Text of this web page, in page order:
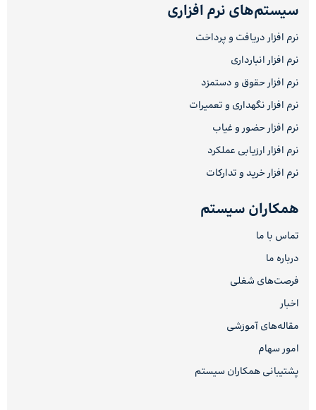
سیستم‌های نرم افزاری
نرم افزار دریافت و پرداخت
نرم افزار انبارداری
نرم افزار حقوق و دستمزد
نرم افزار نگهداری و تعمیرات
نرم افزار حضور و غیاب
نرم افزار ارزیابی عملکرد
نرم افزار خرید و تدارکات
همکاران سیستم
تماس با ما
درباره ما
فرصت‌های شغلی
اخبار
مقاله‌های آموزشی
امور سهام
پشتیبانی همکاران سیستم